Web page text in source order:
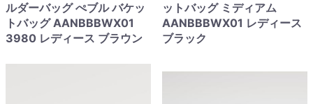
ルダーバッグ ぺブル バケッ
トバッグ AANBBBWX01
3980 レディース ブラウン
ットバッグ ミディアム
AANBBBWX01 レディース
ブラック